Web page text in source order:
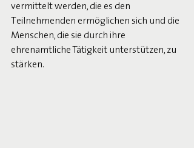
vermittelt werden, die es den
Teilnehmenden ermöglichen sich und die
Menschen, die sie durch ihre
ehrenamtliche Tätigkeit unterstützen, zu
stärken.